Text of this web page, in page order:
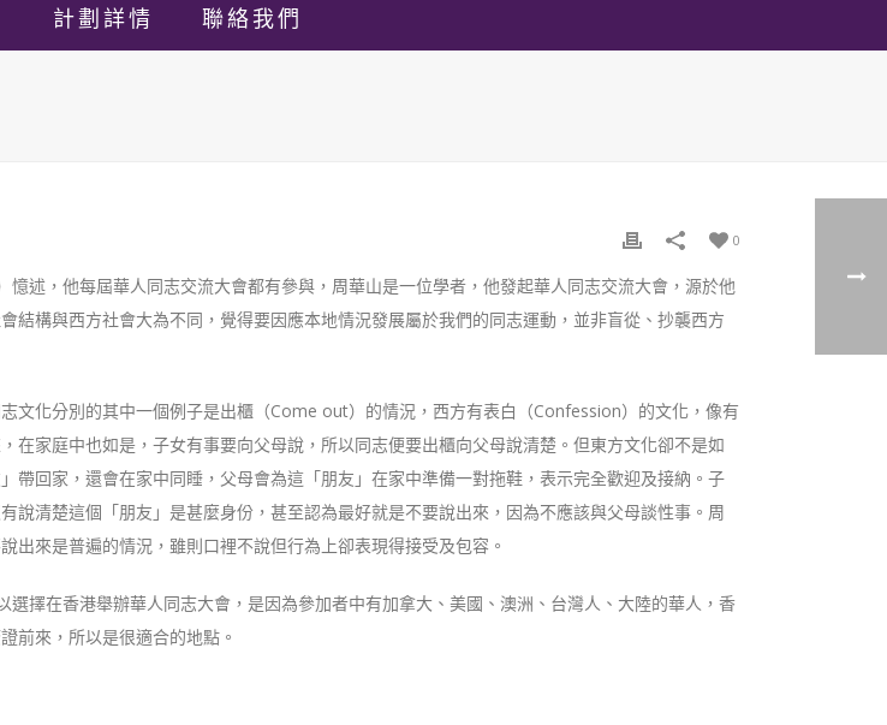
計劃詳情 聯絡我們
0
憶述，他每屆華人同志交流大會都有參與，周華山是一位學者，他發起華人同志交流大會，源於他
結構與西方社會大為不同，覺得要因應本地情況發展屬於我們的同志運動，並非盲從、抄襲西方
文化分別的其中一個例子是出櫃（Come out）的情況，西方有表白（Confession）的文化，像有
在家庭中也如是，子女有事要向父母說，所以同志便要出櫃向父母說清楚。但東方文化卻不是如
帶回家，還會在家中同睡，父母會為這「朋友」在家中準備一對拖鞋，表示完全歡迎及接納。子
說清楚這個「朋友」是甚麼身份，甚至認為最好就是不要說出來，因為不應該與父母談性事。周
出來是普遍的情況，雖則口裡不說但行為上卻表現得接受及包容。
選擇在香港舉辦華人同志大會，是因為參加者中有加拿大、美國、澳洲、台灣人、大陸的華人，香
前來，所以是很適合的地點。